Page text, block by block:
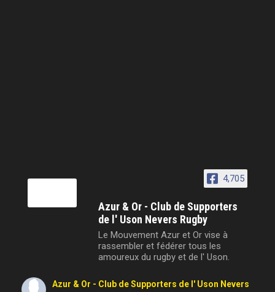
4,705
Azur & Or - Club de Supporters
de l' Uson Nevers Rugby
Le Mouvement Azur et Or vise à
rassembler et fédérer tous les
amoureux du rugby et de l' Uson.
Azur & Or - Club de Supporters de l' Uson Nevers